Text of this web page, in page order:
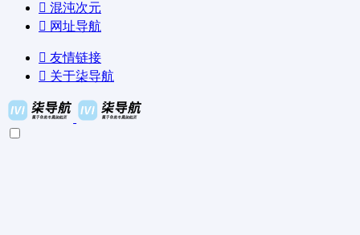
混沌次元
网址导航
友情链接
关于柒导航